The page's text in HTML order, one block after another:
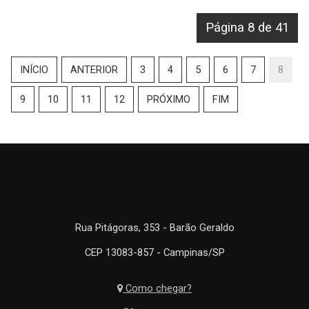
Página 8 de 41
INÍCIO ANTERIOR 3 4 5 6 7 8
9 10 11 12 PRÓXIMO FIM
Rua Pitágoras, 353 - Barão Geraldo
CEP 13083-857 - Campinas/SP
Como chegar?